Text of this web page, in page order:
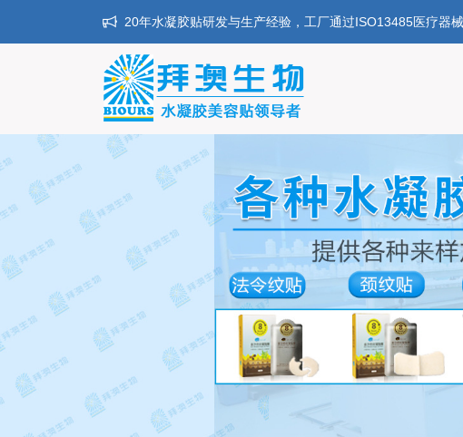
20年水凝胶贴研发与生产经验，工厂通过ISO13485医疗器